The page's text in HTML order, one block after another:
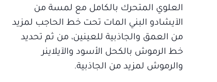
العلوي المتحرك بالكامل مع لمسة من
الآيشادو البني المات تحت خط الحاجب لمزيد
من العمق والجاذبية للعينين، من ثم تحديد
خط الرموش بالكحل الأسود والآيلاينر
والرموش لمزيد من الجاذبية.